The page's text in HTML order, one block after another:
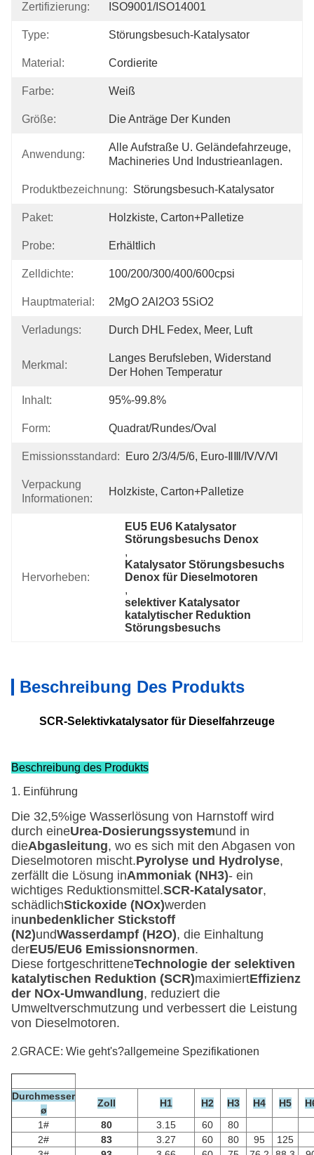
Zertifizierung: ISO9001/ISO14001
Type: Störungsbesuch-Katalysator
Material: Cordierite
Farbe: Weiß
Größe: Die Anträge Der Kunden
Anwendung:
Alle Aufstraße U. Geländefahrzeuge,
Machineries Und Industrieanlagen.
Produktbezeichnung: Störungsbesuch-Katalysator
Paket: Holzkiste, Carton+Palletize
Probe: Erhältlich
Zelldichte: 100/200/300/400/600cpsi
Hauptmaterial: 2MgO 2Al2O3 5SiO2
Verladungs: Durch DHL Fedex, Meer, Luft
Merkmal:
Langes Berufsleben, Widerstand
Der Hohen Temperatur
Inhalt: 95%-99.8%
Form: Quadrat/rundes/Oval
Emissionsstandard: Euro 2/3/4/5/6, Euro-ⅡⅢ/Ⅳ/Ⅴ/Ⅵ
Verpackung
Informationen:
Holzkiste, Carton+Palletize
Hervorheben:
EU5 EU6 Katalysator
Störungsbesuchs Denox
,
Katalysator Störungsbesuchs
Denox für Dieselmotoren
,
selektiver Katalysator
katalytischer Reduktion
Störungsbesuchs
Beschreibung Des Produkts
SCR-Selektivkatalysator für Dieselfahrzeuge
Beschreibung des Produkts
1. Einführung
Die 32,5%ige Wasserlösung von Harnstoff wird
durch eineUrea-Dosierungssystemund in
dieAbgasleitung, wo es sich mit den Abgasen von
Dieselmotoren mischt.Pyrolyse und Hydrolyse,
zerfällt die Lösung inAmmoniak (NH3)- ein
wichtiges Reduktionsmittel.SCR-Katalysator,
schädlichStickoxide (NOx)werden
inunbedenklicher Stickstoff
(N2)undWasserdampf (H2O), die Einhaltung
derEU5/EU6 Emissionsnormen.
Diese fortgeschritteneTechnologie der selektiven
katalytischen Reduktion (SCR)maximiertEffizienz
der NOx-Umwandlung, reduziert die
Umweltverschmutzung und verbessert die Leistung
von Dieselmotoren.
2.GRACE: Wie geht's?allgemeine Spezifikationen
Durchmesser
ø
Zoll H1 H2 H3 H4 H5
1#
80 3.15 60
80
2#
83 3.27 60 80 95
125